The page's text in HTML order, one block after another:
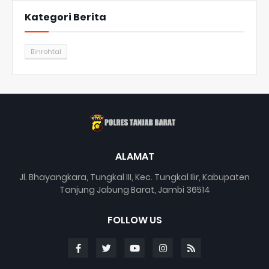
Kategori Berita
Binrohtal
ALAMAT
Jl. Bhayangkara, Tungkal III, Kec. Tungkal Ilir, Kabupaten
Tanjung Jabung Barat, Jambi 36514
FOLLOW US